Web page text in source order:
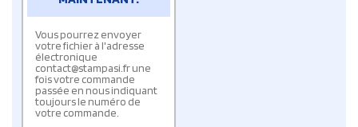
Vous pourrez envoyer
votre fichier à l'adresse
électronique
contact@stampasi.fr une
fois votre commande
passée en nous indiquant
toujours le numéro de
votre commande.